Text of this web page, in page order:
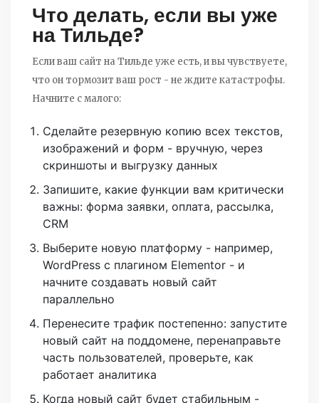
Что делать, если вы уже
на Тильде?
Если ваш сайт на Тильде уже есть, и вы чувствуете,
что он тормозит ваш рост - не ждите катастрофы.
Начните с малого:
Сделайте резервную копию всех текстов,
изображений и форм - вручную, через
скриншоты и выгрузку данных
Запишите, какие функции вам критически
важны: форма заявки, оплата, рассылка,
CRM
Выберите новую платформу - например,
WordPress с плагином Elementor - и
начните создавать новый сайт
параллельно
Перенесите трафик постепенно: запустите
новый сайт на поддомене, перенаправьте
часть пользователей, проверьте, как
работает аналитика
Когда новый сайт будет стабильным -